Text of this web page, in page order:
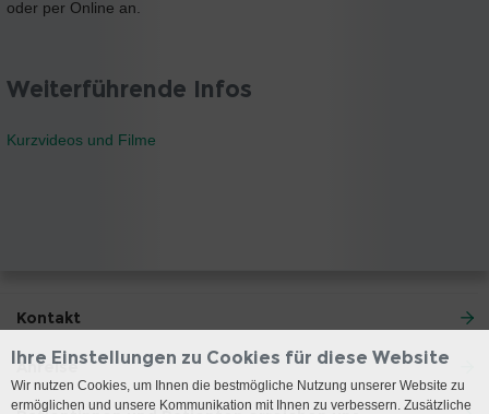
oder per Online an.
Weiterführende Infos
Kurzvideos und Filme
Kontakt
Anreise
Ihre Einstellungen zu Cookies für diese Website
Wir nutzen Cookies, um Ihnen die bestmögliche Nutzung unserer Website zu
ermöglichen und unsere Kommunikation mit Ihnen zu verbessern. Zusätzliche